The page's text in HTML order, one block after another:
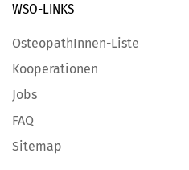
WSO-LINKS
OsteopathInnen-Liste
Kooperationen
Jobs
FAQ
Sitemap